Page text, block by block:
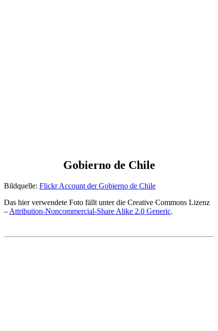
Gobierno de Chile
Bildquelle: Flickr Account der Gobierno de Chile
Das hier verwendete Foto fällt unter die Creative Commons Lizenz
– Attribution-Noncommercial-Share Alike 2.0 Generic.